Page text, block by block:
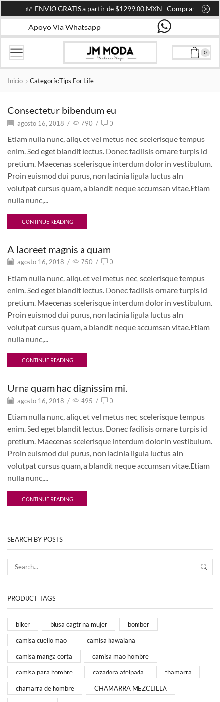
ENVIO GRATIS a partir de $1299.00 MXN Comprar
Apoyo Via Whatsapp
0
Inicio Categoría:Tips For Life
Consectetur bibendum eu
agosto 16, 2018 / 790 / 0
Etiam nulla nunc, aliquet vel metus nec, scelerisque tempus
enim. Sed eget blandit lectus. Donec facilisis ornare turpis id
pretium. Maecenas scelerisque interdum dolor in vestibulum.
Proin euismod dui purus, non lacinia ligula luctus aIn
volutpat cursus quam, a blandit neque accumsan vitae.Etiam
nulla nunc,...
CONTINUE READING
A laoreet magnis a quam
agosto 16, 2018 / 750 / 0
Etiam nulla nunc, aliquet vel metus nec, scelerisque tempus
enim. Sed eget blandit lectus. Donec facilisis ornare turpis id
pretium. Maecenas scelerisque interdum dolor in vestibulum.
Proin euismod dui purus, non lacinia ligula luctus aIn
volutpat cursus quam, a blandit neque accumsan vitae.Etiam
nulla nunc,...
CONTINUE READING
Urna quam hac dignissim mi.
agosto 16, 2018 / 495 / 0
Etiam nulla nunc, aliquet vel metus nec, scelerisque tempus
enim. Sed eget blandit lectus. Donec facilisis ornare turpis id
pretium. Maecenas scelerisque interdum dolor in vestibulum.
Proin euismod dui purus, non lacinia ligula luctus aIn
volutpat cursus quam, a blandit neque accumsan vitae.Etiam
nulla nunc,...
CONTINUE READING
SEARCH BY POSTS
PRODUCT TAGS
biker blusa cagtrina mujer bomber
camisa cuello mao camisa hawaiana
camisa manga corta camisa mao hombre
camisa para hombre cazadora afelpada chamarra
chamarra de hombre CHAMARRA MEZCLILLA